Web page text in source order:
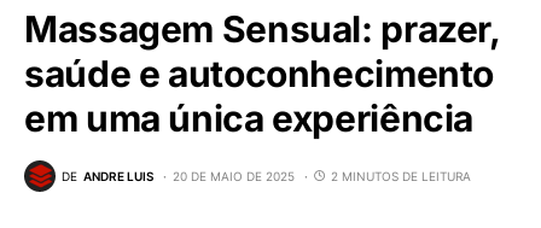
Massagem Sensual: prazer,
saúde e autoconhecimento
em uma única experiência
DE ANDRE LUIS 20 DE MAIO DE 2025 2 MINUTOS DE LEITURA